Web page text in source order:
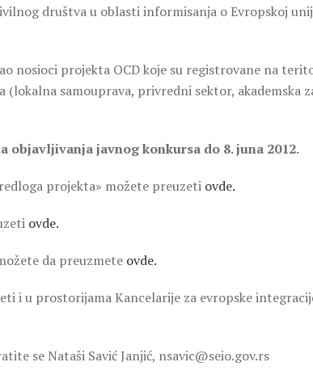
društva u oblasti informisanja o Evropskoj
nosioci projekta OCD koje su registrovane na
samouprava, privredni sektor, akademska
objavljivanja javnog konkursa do 8. juna 2012.
projekta» možete preuzeti ovde.
ovde.
da preuzmete ovde.
i u prostorijama Kancelarije za evropske
se Nataši Savić Janjić, nsavic@seio.gov.rs